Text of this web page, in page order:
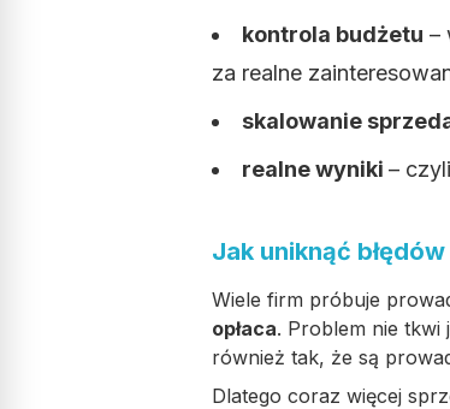
kontrola budżetu –
za realne
skalowanie
realne wyniki –
Jak uniknąć
Wiele firm próbuje
opłaca. Problem nie tkwi
również tak, że są
Dlatego coraz więcej